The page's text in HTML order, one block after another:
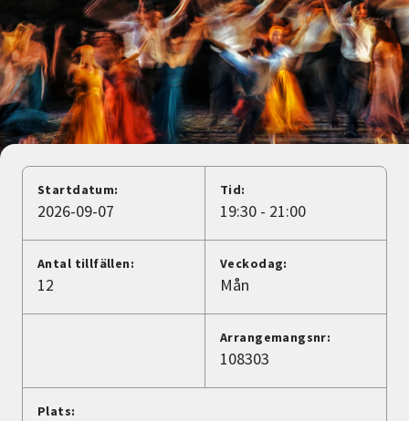
Starta studiecirkel
Cirkelledare
Nyheter
Avdelningar
Lyssna
Startdatum:
2026-09-07
Tid:
19:30 - 21:00
Antal tillfällen:
12
Veckodag:
Mån
Arrangemangsnr:
108303
Plats: